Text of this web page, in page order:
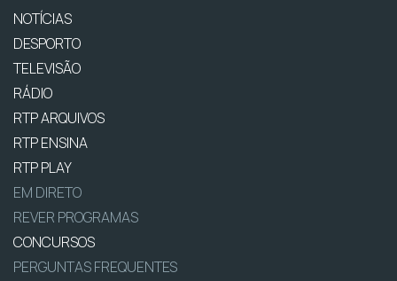
NOTÍCIAS
DESPORTO
TELEVISÃO
RÁDIO
RTP ARQUIVOS
RTP ENSINA
RTP PLAY
EM DIRETO
REVER PROGRAMAS
CONCURSOS
PERGUNTAS FREQUENTES